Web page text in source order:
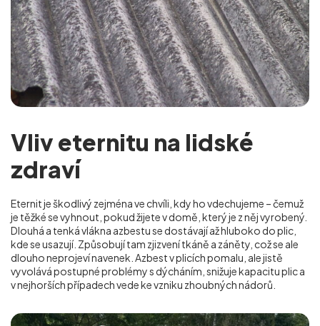
Vliv eternitu na lidské
zdraví
Eternit je škodlivý zejména ve chvíli, kdy ho vdechujeme – čemuž
je těžké se vyhnout, pokud žijete v domě, který je z něj vyrobený.
Dlouhá a tenká vlákna azbestu se dostávají až hluboko do plic,
kde se usazují. Způsobují tam zjizvení tkáně a záněty, což se ale
dlouho neprojeví navenek. Azbest v plicích pomalu, ale jistě
vyvolává postupné problémy s dýcháním, snižuje kapacitu plic a
v nejhorších případech vede ke vzniku zhoubných nádorů.